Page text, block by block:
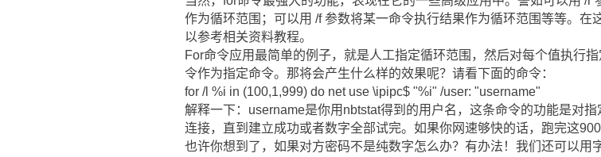
作为循环范围；可以用 /f 参数将某一命令执行结果作为循环范围等等。
以参考相关资料教程。
For命令应用最简单的例子，就是人工指定循环范围，然后对每个值执行
令作为指定命令。那将会产生什么样的效果呢？请看下面的命令：
for /l %i in (100,1,999) do net use \ipipc$ "%i" /user: "username"
解释一下：username是你用nbtstat得到的用户名，这条命令的功能是对
连接，直到建立成功或者数字全部试完。如果你网速够快的话，跑完这
也许你想到了，如果对方密码不是纯数字怎么办？有办法！我们还可以用